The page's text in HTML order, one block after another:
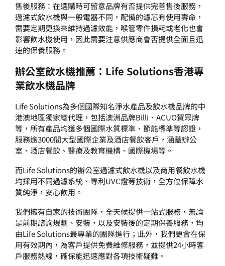
售後服務：在選購時可留意品牌有否提供完善售後服務，
過濾式飲水機與一般電器不同，配備的濾芯有使用壽命，
需要定期更換來維持過濾效能，喉管零件損耗或老化也會
影響飲水機使用，因此需要注意供應商會否提供全面且迅
速的保養服務。
辦公室飲水機推薦 ： Life Solutions香港專
業飲水機品牌
Life Solutions為多個國際知名淨水產品及飲水機品牌的中
港澳地區獨家總代理，包括澳洲品牌Billi、ACUO賀眾牌
等，所有產品均獲多個國際水質標準、節能標準等認證，
服務逾3000間大型國際企業及酒店餐飲客戶，涵蓋辦公
室、酒店餐飲、醫療及教育機構、國際機場等。
而Life Solutions的辦公室過濾式飲水機以及商用餐飲水機
均採用不同過濾系統、專利UVC燈等技術，全方位保障水
質純淨，安心飲用。
我們擁有自家的技術團隊，全天候提供一站式服務，無論
是前期諮詢規劃、安裝，以及安裝後的定期保養服務，均
由Life Solutions最專業的團隊進行；此外，我們更會在保
用有效期內，為客戶提供免費維修服務，並提供24小時客
戶服務熱線，確保能迅速應對各項技術疑難。